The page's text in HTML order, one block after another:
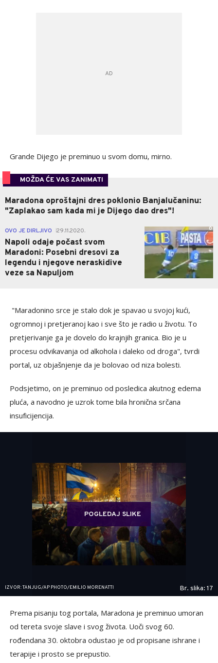
Grande Dijego je preminuo u svom domu, mirno.
MOŽDA ĆE VAS ZANIMATI
Maradona oproštajni dres poklonio Banjalučaninu:
"Zaplakao sam kada mi je Dijego dao dres"!
OVO JE DIRLJIVO 29.11.2020.
Napoli odaje počast svom
Maradoni: Posebni dresovi za
legendu i njegove neraskidive
veze sa Napuljom
0
"Maradonino srce je stalo dok je spavao u svojoj kući,
ogromnoj i pretjeranoj kao i sve što je radio u životu. To
pretjerivanje ga je dovelo do krajnjih granica. Bio je u
procesu odvikavanja od alkohola i daleko od droga", tvrdi
portal, uz objašnjenje da je bolovao od niza bolesti.
Podsjetimo, on je preminuo od posledica akutnog edema
pluća, a navodno je uzrok tome bila hronična srčana
insuficijencija.
POGLEDAJ SLIKE
IZVOR: TANJUG/AP PHOTO/EMILIO MORENATTI Br. slika: 17
Prema pisanju tog portala, Maradona je preminuo umoran
od tereta svoje slave i svog života. Uoči svog 60.
rođendana 30. oktobra odustao je od propisane ishrane i
terapije i prosto se prepustio.